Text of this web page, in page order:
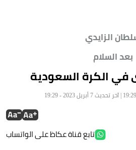
الزايدي
بعد السلام
في الكرة السعودية
تابع قناة عكاظ على الواتساب